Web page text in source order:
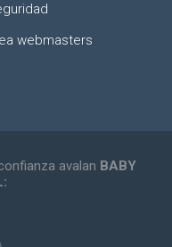
webmasters
avalan BABY